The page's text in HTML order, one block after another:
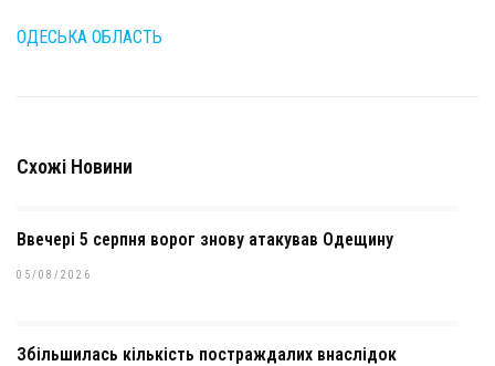
ОДЕСЬКА ОБЛАСТЬ
Схожі Новини
Ввечері 5 серпня ворог знову атакував Одещину
05/08/2026
Збільшилась кількість постраждалих внаслідок